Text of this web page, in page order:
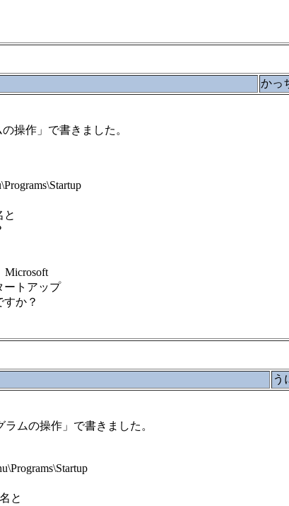
かっ
操作」で書きました。
と
トアップ
か？
う
ムの操作」で書きました。
と